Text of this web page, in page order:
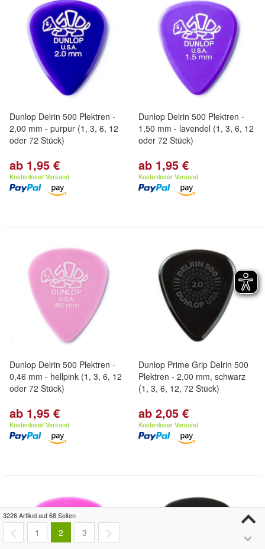
Dunlop Delrin 500 Plektren -
2,00 mm - purpur (1, 3, 6, 12
oder 72 Stück)
ab 1,95 €
Kostenloser Versand
Dunlop Delrin 500 Plektren -
1,50 mm - lavendel (1, 3, 6, 12
oder 72 Stück)
ab 1,95 €
Kostenloser Versand
Dunlop Delrin 500 Plektren -
0,46 mm - hellpink (1, 3, 6, 12
oder 72 Stück)
ab 1,95 €
Kostenloser Versand
Dunlop Prime Grip Delrin 500
Plektren - 2,00 mm, schwarz
(1, 3, 6, 12, 72 Stück)
ab 2,05 €
Kostenloser Versand
3226 Artikel auf 68 Seiten
1 2 3